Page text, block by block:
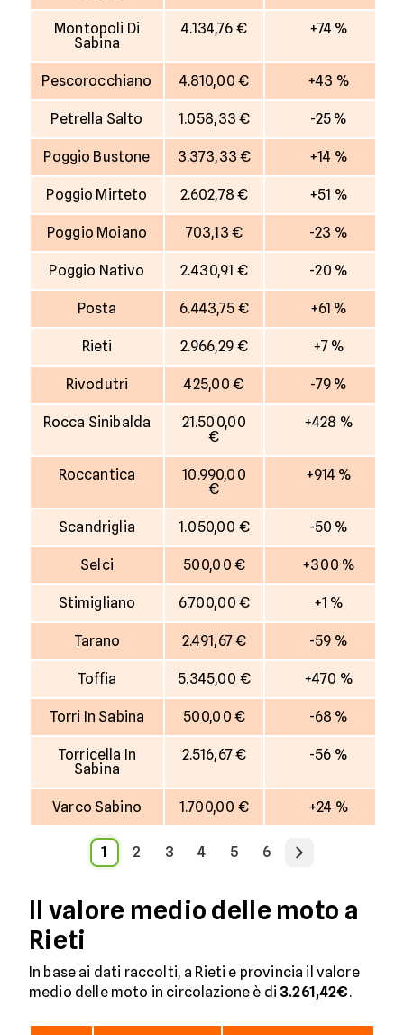
Montopoli Di
Sabina
4.134,76 € +74 %
Pescorocchiano 4.810,00 € +43 %
Petrella Salto 1.058,33 € -25 %
Poggio Bustone 3.373,33 € +14 %
Poggio Mirteto 2.602,78 € +51 %
Poggio Moiano 703,13 € -23 %
Poggio Nativo 2.430,91 € -20 %
Posta 6.443,75 € +61 %
Rieti 2.966,29 € +7 %
Rivodutri 425,00 € -79 %
Rocca Sinibalda
21.500,00
€
+428 %
Roccantica
10.990,00
€
+914 %
Scandriglia 1.050,00 € -50 %
Selci 500,00 € +300 %
Stimigliano 6.700,00 € +1 %
Tarano 2.491,67 € -59 %
Toffia 5.345,00 € +470 %
Torri In Sabina 500,00 € -68 %
Torricella In
Sabina
2.516,67 € -56 %
Varco Sabino 1.700,00 € +24 %
1 2 3 4 5 6
Il valore medio delle moto a
Rieti
In base ai dati raccolti, a Rieti e provincia il valore
medio delle moto in circolazione è di 3.261,42€.